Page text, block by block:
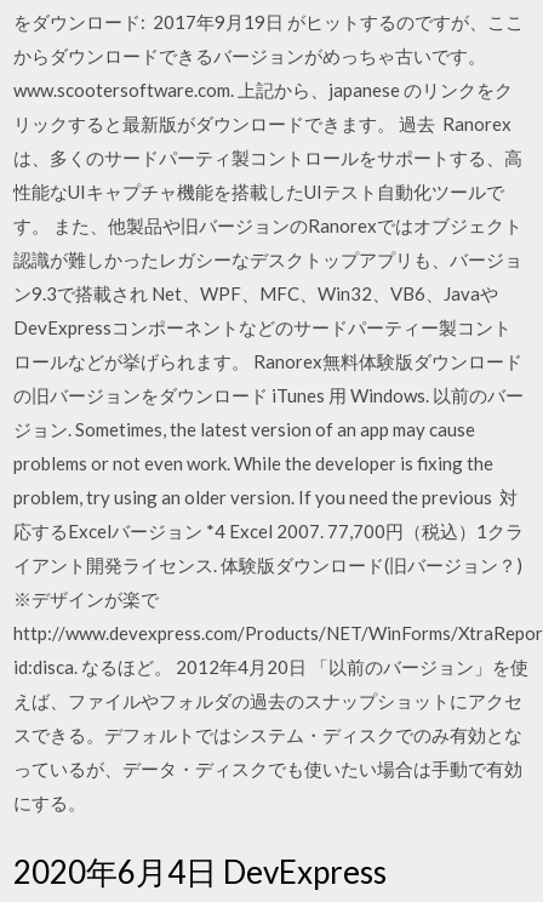
をダウンロード: 2017年9月19日 がヒットするのですが、ここ
からダウンロードできるバージョンがめっちゃ古いです。
www.scootersoftware.com. 上記から、japanese のリンクをク
リックすると最新版がダウンロードできます。 過去 Ranorex
は、多くのサードパーティ製コントロールをサポートする、高
性能なUIキャプチャ機能を搭載したUIテスト自動化ツールで
す。 また、他製品や旧バージョンのRanorexではオブジェクト
認識が難しかったレガシーなデスクトップアプリも、バージョ
ン9.3で搭載され Net、WPF、MFC、Win32、VB6、Javaや
DevExpressコンポーネントなどのサードパーティー製コント
ロールなどが挙げられます。 Ranorex無料体験版ダウンロード
の旧バージョンをダウンロード iTunes 用 Windows. 以前のバー
ジョン. Sometimes, the latest version of an app may cause
problems or not even work. While the developer is fixing the
problem, try using an older version. If you need the previous 対
応するExcelバージョン *4 Excel 2007. 77,700円（税込）1クラ
イアント開発ライセンス. 体験版ダウンロード(旧バージョン？)
※デザインが楽で
http://www.devexpress.com/Products/NET/WinForms/
id:disca. なるほど。 2012年4月20日 「以前のバージョン」を使
えば、ファイルやフォルダの過去のスナップショットにアクセ
スできる。デフォルトではシステム・ディスクでのみ有効とな
っているが、データ・ディスクでも使いたい場合は手動で有効
にする。
2020年6月4日 DevExpress